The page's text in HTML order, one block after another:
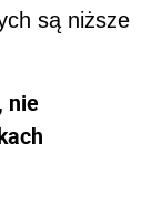
są niższe
nie